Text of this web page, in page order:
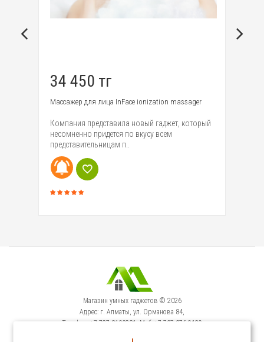
34 450 тг
Массажер для лица InFace ionization massager
Компания представила новый гаджет, который
несомненно придется по вкусу всем
представительницам п..
Магазин умных гаджетов © 2026
Адрес: г. Алматы, ул. Орманова 84,
Телефон: +7-727-3100231, Моб: +7-707-376-9129
Сервисный Центр: г. Алматы, ул. Орманова 84.